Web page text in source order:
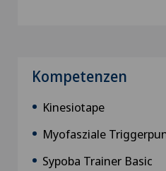
Kompetenzen
Kinesiotape
Myofasziale
Sypoba Trainer Basic